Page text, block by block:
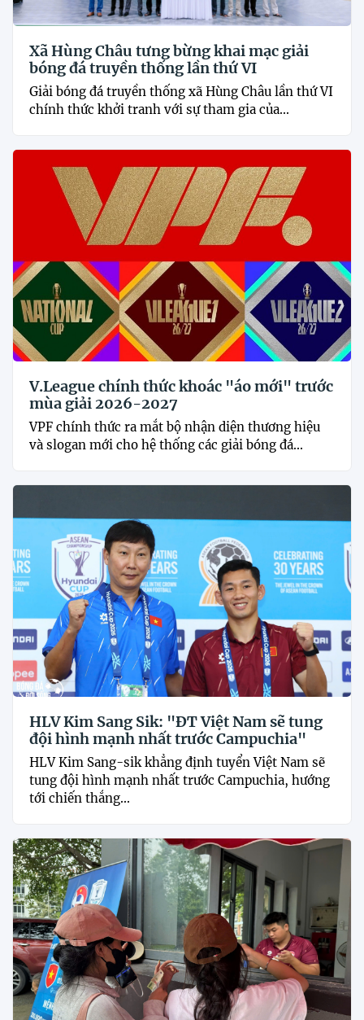
Xã Hùng Châu tưng bừng khai mạc giải
bóng đá truyền thống lần thứ VI
Giải bóng đá truyền thống xã Hùng Châu lần thứ VI
chính thức khởi tranh với sự tham gia của...
V.League chính thức khoác "áo mới" trước
mùa giải 2026-2027
VPF chính thức ra mắt bộ nhận diện thương hiệu
và slogan mới cho hệ thống các giải bóng đá...
HLV Kim Sang Sik: "ĐT Việt Nam sẽ tung
đội hình mạnh nhất trước Campuchia"
HLV Kim Sang-sik khẳng định tuyển Việt Nam sẽ
tung đội hình mạnh nhất trước Campuchia, hướng
tới chiến thắng...